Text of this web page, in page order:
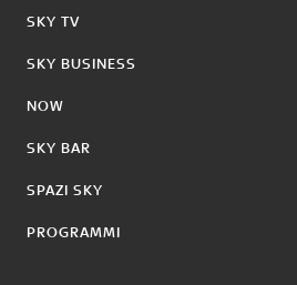
SKY TV
SKY BUSINESS
NOW
SKY BAR
SPAZI SKY
PROGRAMMI